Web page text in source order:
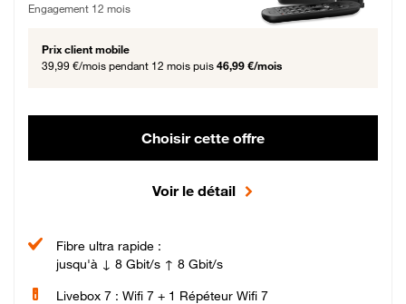
Engagement 12 mois
Prix client mobile
39,99 €/mois pendant 12 mois puis 46,99 €/mois
Choisir cette offre
Voir le détail
Fibre ultra rapide :
jusqu'à ↓ 8 Gbit/s ↑ 8 Gbit/s
Livebox 7 : Wifi 7 + 1 Répéteur Wifi 7